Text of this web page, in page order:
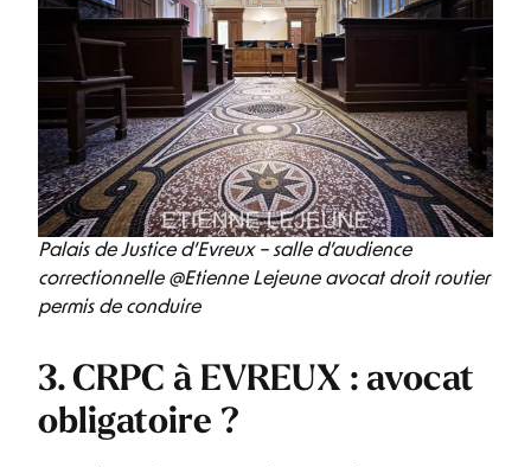
Palais de Justice d’Evreux – salle d’audience
correctionnelle @Etienne Lejeune avocat droit routier
permis de conduire
3. CRPC à EVREUX : avocat
obligatoire ?